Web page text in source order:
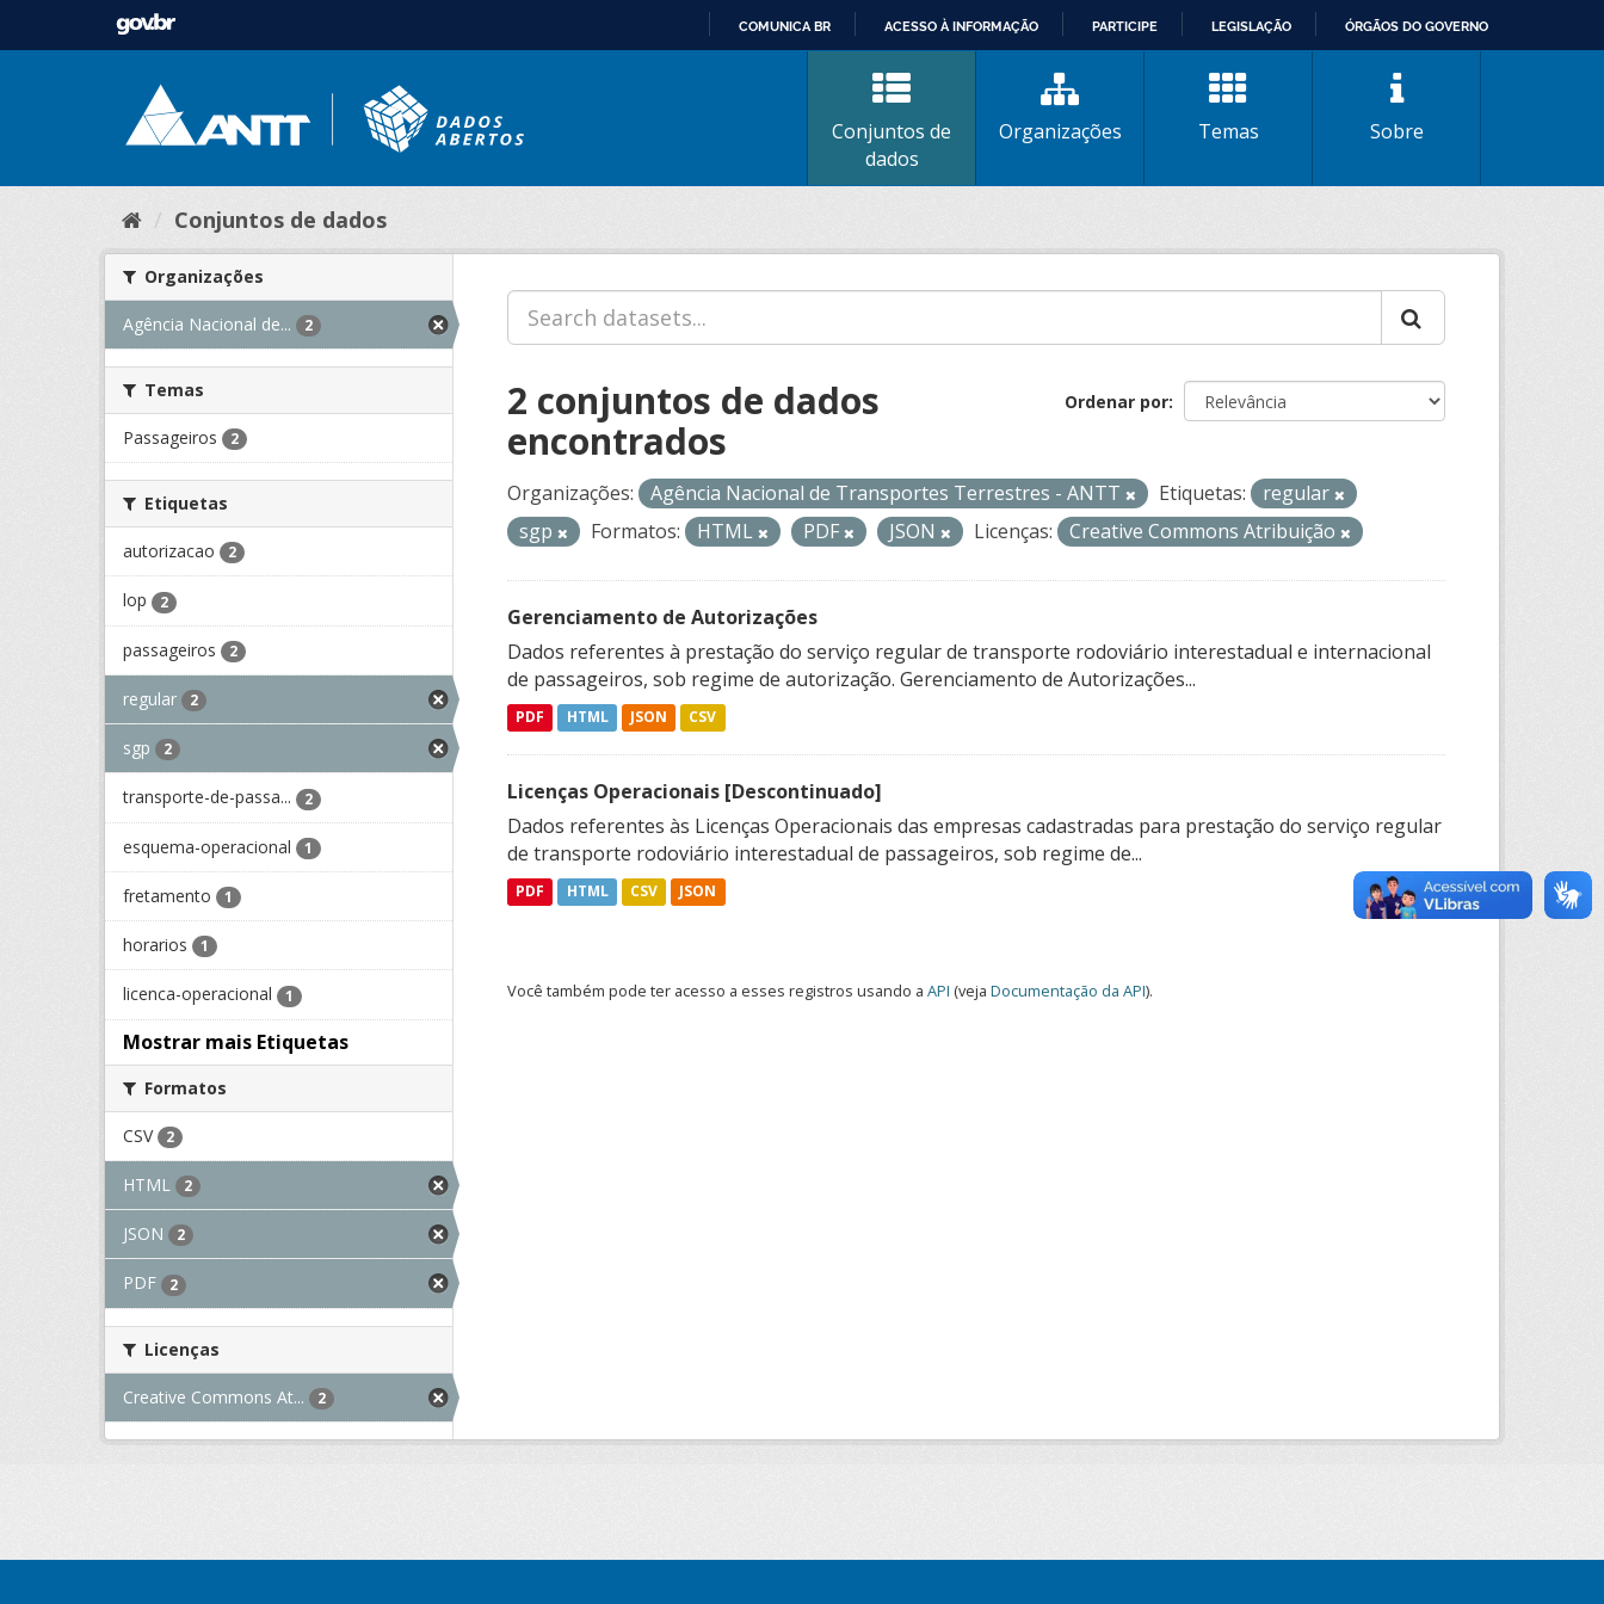
CONTEÚDO
COMUNICA BR ACESSO À INFORMAÇÃO PARTICIPE LEGISLAÇÃO ÓRGÃOS DO GOVERNO
Conjuntos de
dados
Organizações Temas Sobre
Conjuntos de dados
Organizações
Agência Nacional de... 2
Temas
Passageiros 2
Etiquetas
autorizacao 2
lop 2
passageiros 2
regular 2
sgp 2
transporte-de-passa... 2
esquema-operacional 1
fretamento 1
horarios 1
licenca-operacional 1
Mostrar mais Etiquetas
Formatos
CSV 2
HTML 2
JSON 2
PDF 2
Licenças
Creative Commons At... 2
Ordenar por
2 conjuntos de dados
encontrados
Organizações: Agência Nacional de Transportes Terrestres - ANTT Etiquetas:
regular
sgp
Formatos: HTML PDF JSON Licenças: Creative Commons Atribuição
Gerenciamento de Autorizações
Dados referentes à prestação do serviço regular de transporte rodoviário interestadual e internacional
de passageiros, sob regime de autorização. Gerenciamento de Autorizações...
PDF HTML JSON CSV
Licenças Operacionais [Descontinuado]
Dados referentes às Licenças Operacionais das empresas cadastradas para prestação do serviço regular
de transporte rodoviário interestadual de passageiros, sob regime de...
PDF HTML CSV JSON
Você também pode ter acesso a esses registros usando a API (veja Documentação da API).